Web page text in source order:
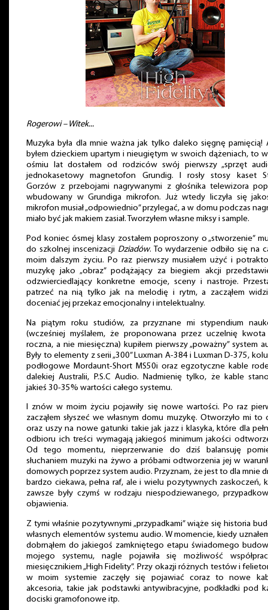
Rogerowi – Witek...
Muzyka była dla mnie ważna jak tylko daleko sięgnę pamięcią!
byłem dzieckiem upartym i nieugiętym w swoich dążeniach, to
ośmiu lat dostałem od rodziców swój pierwszy „sprzęt
jednokasetowy magnetofon Grundig. I rosły stosy kaset
Gorzów z przebojami nagrywanymi z głośnika telewizora
wbudowany w Grundiga mikrofon. Już wtedy liczyła się
mikrofon musiał „odpowiednio” przylegać, a w domu podczas
miało być jak makiem zasiał. Tworzyłem własne miksy i sample.
Pod koniec ósmej klasy zostałem poproszony o „stworzenie”
do szkolnej inscenizacji Dziadów. To wydarzenie odbiło się na
moim dalszym życiu. Po raz pierwszy musiałem użyć i
muzykę jako „obraz” podążający za biegiem akcji
odzwierciedlający konkretne emocje, sceny i nastroje.
patrzeć na nią tylko jak na melodię i rytm, a zacząłem
doceniać jej przekaz emocjonalny i intelektualny.
Na piątym roku studiów, za przyznane mi stypendium
(wcześniej myślałem, że proponowana przez uczelnię
roczna, a nie miesięczna) kupiłem pierwszy „poważny” system
Były to elementy z serii „300” Luxman A-384 i Luxman D-375,
podłogowe Mordaunt-Short MS50i oraz egzotyczne kable
dalekiej Australii, P.S.C Audio. Nadmienię tylko, że kable
jakieś 30-35% wartości całego systemu.
I znów w moim życiu pojawiły się nowe wartości. Po raz
zacząłem słyszeć we własnym domu muzykę. Otworzyło mi to
oraz uszy na nowe gatunki takie jak jazz i klasyka, które dla
odbioru ich treści wymagają jakiegoś minimum jakości
Od tego momentu, nieprzerwanie do dziś balansuję
słuchaniem muzyki na żywo a próbami odtworzenia jej w
domowych poprzez system audio. Przyznam, że jest to dla mnie
bardzo ciekawa, pełna raf, ale i wielu pozytywnych zaskoczeń,
zawsze były czymś w rodzaju niespodziewanego,
objawienia.
Z tymi właśnie pozytywnymi „przypadkami” wiąże się historia
własnych elementów systemu audio. W momencie, kiedy
dobrnąłem do jakiegoś zamkniętego etapu świadomego
mojego systemu, nagle pojawiła się możliwość
miesięcznikiem „High Fidelity”. Przy okazji różnych testów i
w moim systemie zaczęły się pojawiać coraz to nowe
akcesoria, takie jak podstawki antywibracyjne, podkładki pod
dociski gramofonowe itp.